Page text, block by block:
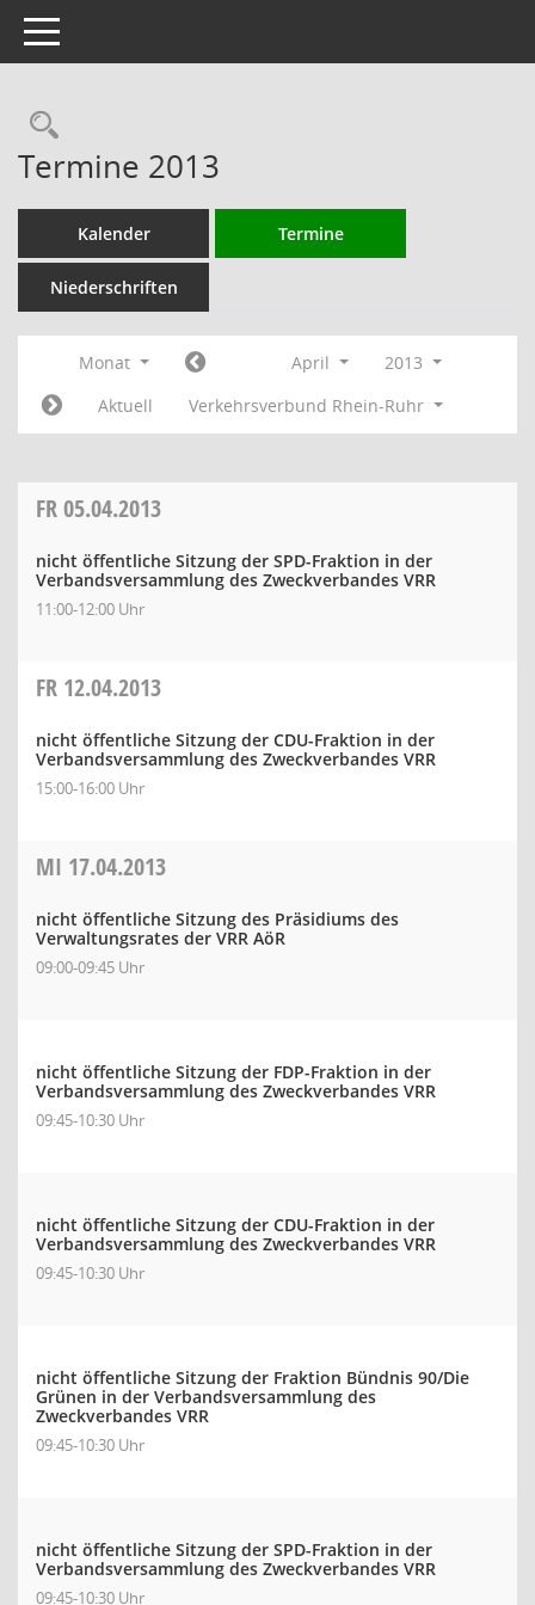
Toggle navigation
Rechercheauswahl
Termine 2013
Kalender Termine
Niederschriften
Monat April
2013
Aktuell
Verkehrsverbund Rhein-Ruhr
FR05.04.2013
nicht öffentliche Sitzung der SPD-Fraktion in der
Verbandsversammlung des Zweckverbandes VRR
11:00-12:00 Uhr
FR 12.04.2013
nicht öffentliche Sitzung der CDU-Fraktion in der
Verbandsversammlung des Zweckverbandes VRR
15:00-16:00 Uhr
MI 17.04.2013
nicht öffentliche Sitzung des Präsidiums des
Verwaltungsrates der VRR AöR
09:00-09:45 Uhr
nicht öffentliche Sitzung der FDP-Fraktion in der
Verbandsversammlung des Zweckverbandes VRR
09:45-10:30 Uhr
nicht öffentliche Sitzung der CDU-Fraktion in der
Verbandsversammlung des Zweckverbandes VRR
09:45-10:30 Uhr
nicht öffentliche Sitzung der Fraktion Bündnis 90/Die
Grünen in der Verbandsversammlung des
Zweckverbandes VRR
09:45-10:30 Uhr
nicht öffentliche Sitzung der SPD-Fraktion in der
Verbandsversammlung des Zweckverbandes VRR
09:45-10:30 Uhr